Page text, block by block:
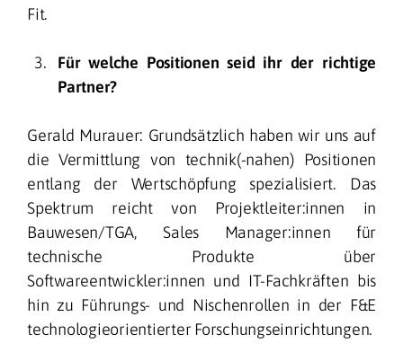
Fit.
Für welche Positionen seid ihr der richtige
Partner?
Gerald Murauer: Grundsätzlich haben wir uns auf
die Vermittlung von technik(-nahen) Positionen
entlang der Wertschöpfung spezialisiert. Das
Spektrum reicht von Projektleiter:innen in
Bauwesen/TGA, Sales Manager:innen für
technische Produkte über
Softwareentwickler:innen und IT-Fachkräften bis
hin zu Führungs- und Nischenrollen in der F&E
technologieorientierter Forschungseinrichtungen.